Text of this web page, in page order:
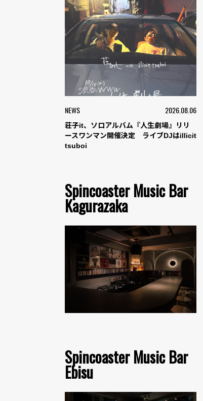
NEWS 2026.08.06
荘子it、ソロアルバム『人生劇場』リリ
ースワンマン開催決定 ライブDJはillicit
tsuboi
Spincoaster Music Bar
Kagurazaka
Spincoaster Music Bar
Ebisu